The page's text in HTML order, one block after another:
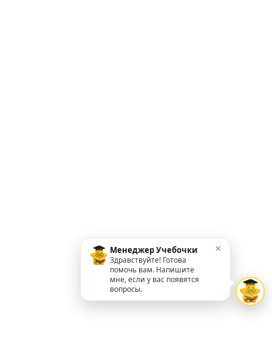
Менеджер Учебочки
Здравствуйте! Готова
помочь вам. Напишите
мне, если у вас появятся
вопросы.
×